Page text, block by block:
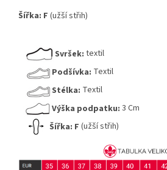
Šířka: F (užší střih)
Svršek: textil
Podšívka: Textil
Stélka: Textil
Výška podpatku: 3 Cm
Šířka: F (užší střih)